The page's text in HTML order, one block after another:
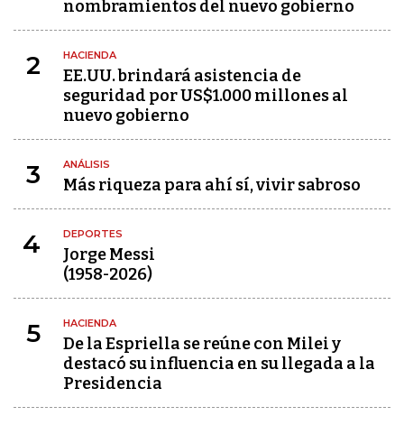
nombramientos del nuevo gobierno
2 HACIENDA
EE.UU. brindará asistencia de
seguridad por US$1.000 millones al
nuevo gobierno
3 ANÁLISIS
Más riqueza para ahí sí, vivir sabroso
4 DEPORTES
Jorge Messi
(1958-2026)
5 HACIENDA
De la Espriella se reúne con Milei y
destacó su influencia en su llegada a la
Presidencia